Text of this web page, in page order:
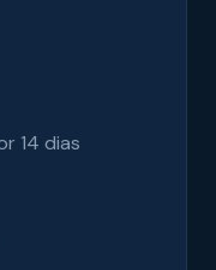
14 dias